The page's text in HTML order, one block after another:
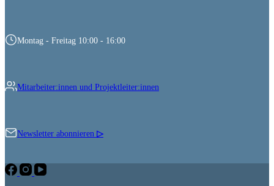
Montag - Freitag 10:00 - 16:00
Mitarbeiter:innen und Projektleiter:innen
Newsletter abonnieren ▷